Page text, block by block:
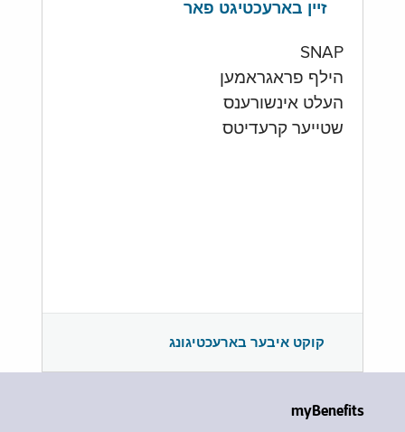
זיין בארעכטיגט פאר
SNAP
הילף פראגראמען
העלט אינשורענס
שטייער קרעדיטס
קוקט איבער בארעכטיגונג
myBenefits